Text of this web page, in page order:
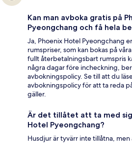
Kan man avboka gratis på
Pyeongchang och få hela
Ja, Phoenix Hotel Pyeongchang
rumspriser, som kan bokas på
fullt återbetalningsbart rumspris
några dagar före incheckning,
avbokningspolicy. Se till att du
avbokningspolicy för att ta reda
gäller.
Är det tillåtet att ta med
Hotel Pyeongchang?
Husdjur är tyvärr inte tillåtna, men